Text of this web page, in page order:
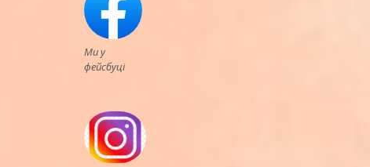
Ми у
фейсбуці